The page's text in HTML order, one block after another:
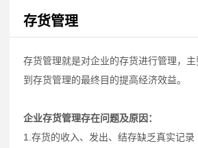
存货管理
存货管理就是对企业的存货进行管理，
到存货管理的最终目的提高经济效益。
企业存货管理存在问题及原因：
1.存货的收入、发出、结存缺乏真实记录